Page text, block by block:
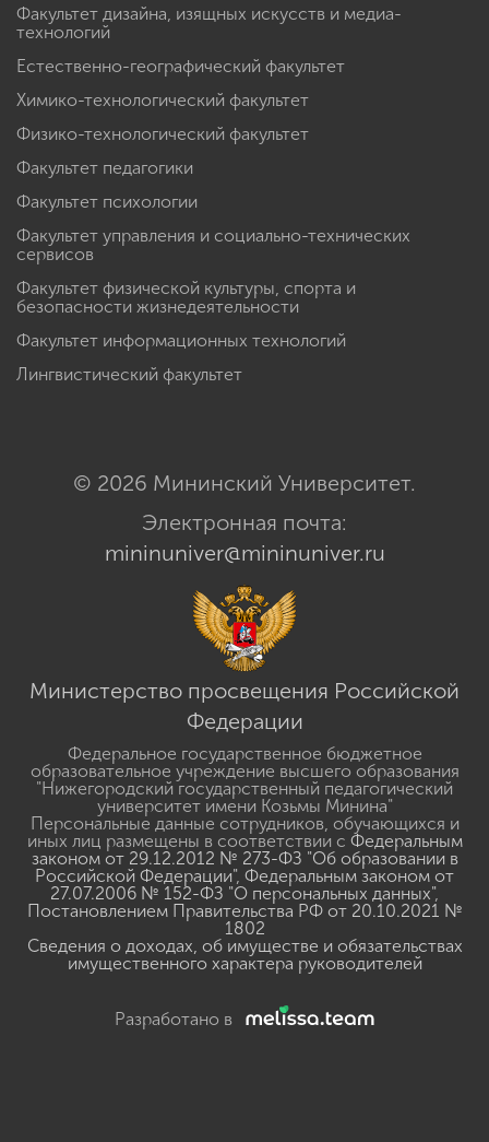
Факультет дизайна, изящных искусств и медиа-
технологий
Естественно-географический факультет
Химико-технологический факультет
Физико-технологический факультет
Факультет педагогики
Факультет психологии
Факультет управления и социально-технических
сервисов
Факультет физической культуры, спорта и
безопасности жизнедеятельности
Факультет информационных технологий
Лингвистический факультет
© 2026 Мининский Университет.
Электронная почта:
mininuniver@mininuniver.ru
Министерство просвещения Российской
Федерации
Федеральное государственное бюджетное
образовательное учреждение высшего образования
"Нижегородский государственный педагогический
университет имени Козьмы Минина"
Персональные данные сотрудников, обучающихся и
иных лиц размещены в соответствии с Федеральным
законом от 29.12.2012 № 273-ФЗ "Об образовании в
Российской Федерации", Федеральным законом от
27.07.2006 № 152-ФЗ "О персональных данных",
Постановлением Правительства РФ от 20.10.2021 №
1802
Сведения о доходах, об имуществе и обязательствах
имущественного характера руководителей
Разработано в